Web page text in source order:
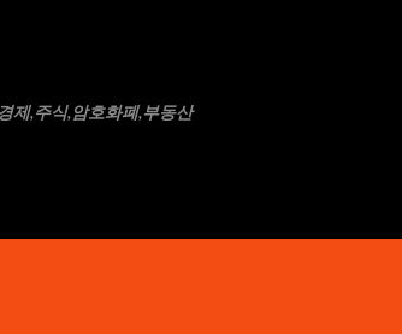
제,주식,암호화폐,부동산